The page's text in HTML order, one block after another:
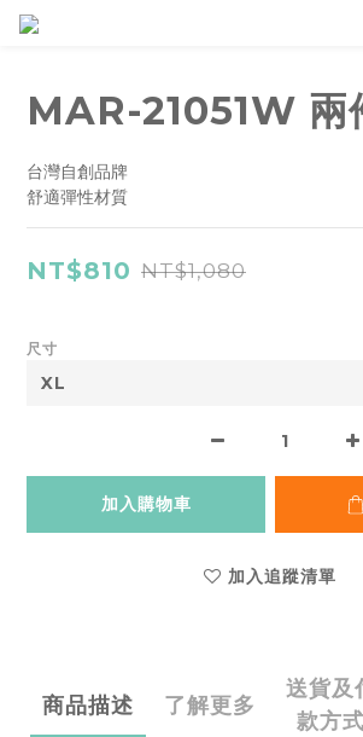
MAR-21051W 兩
台灣自創品牌
舒適彈性材質
NT$810 NT$1,080
尺寸
加入購物車
加入追蹤清單
商品描述 了解更多
送貨及
款方式